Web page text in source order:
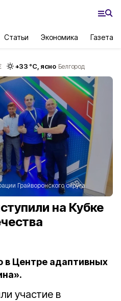
Статьи Экономика Газета
+33 °С, ясно Белгород
Грайворонского округа
на Кубке
в Центре адаптивных
участие в